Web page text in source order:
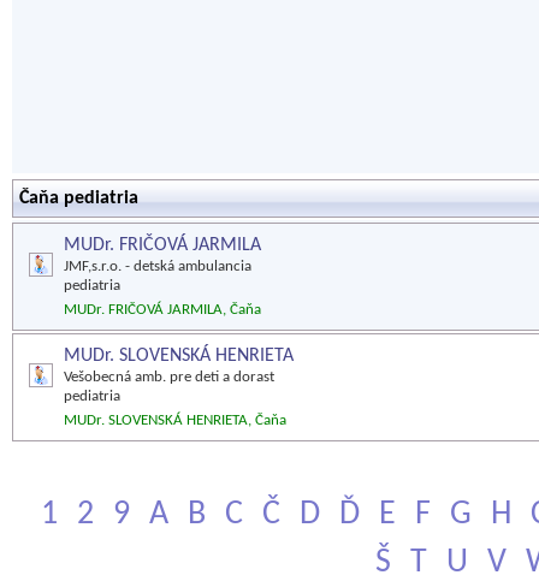
Čaňa pediatria
MUDr. FRIČOVÁ JARMILA
JMF,s.r.o. - detská ambulancia
pediatria
MUDr. FRIČOVÁ JARMILA, Čaňa
MUDr. SLOVENSKÁ HENRIETA
Vešobecná amb. pre deti a dorast
pediatria
MUDr. SLOVENSKÁ HENRIETA, Čaňa
1 2 9 A B C Č D Ď E F G H
Š
T U V